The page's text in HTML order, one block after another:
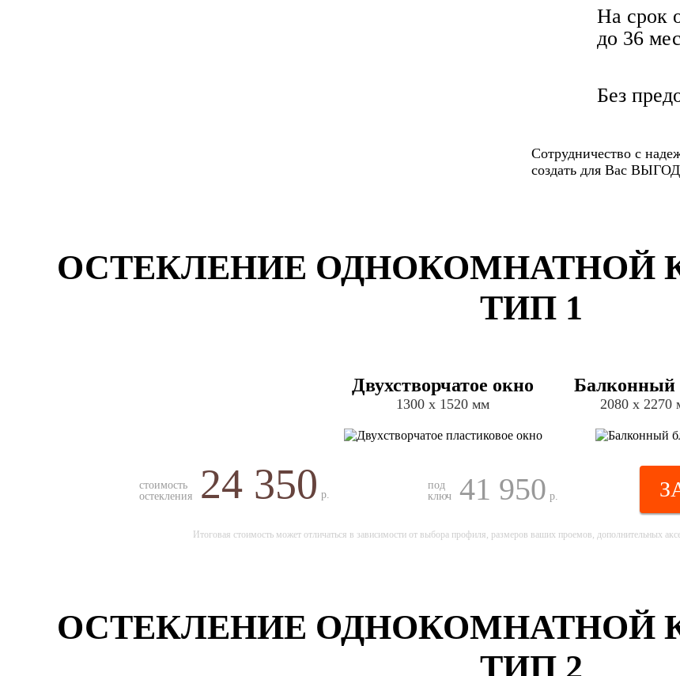
На срок
до 36
Без
Сотрудничество с
создать для Вас
ОСТЕКЛЕНИЕ ОДНОКОМНАТНОЙ
ТИП 1
Двухстворчатое окно
1300 х 1520 мм
Балконный
2080 х 2270
стоимость
остекления
24 350 р.
под
ключ
41 950 р.
Итоговая стоимость может отличаться в зависимости от выбора профиля, размеров ваших проемов, дополнительных
ОСТЕКЛЕНИЕ ОДНОКОМНАТНОЙ
ТИП 2